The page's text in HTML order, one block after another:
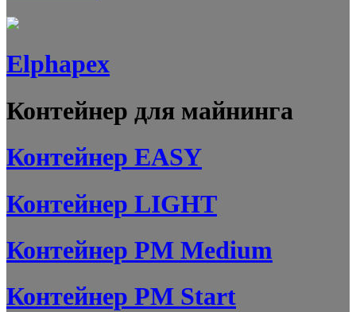
Elphapex
Контейнер для майнинга
Контейнер EASY
Контейнер LIGHT
Контейнер PM Medium
Контейнер PM Start